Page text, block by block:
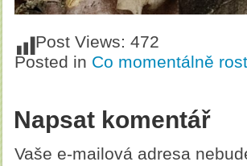
Post Views: 472
Posted in Co momentálně
Napsat komentář
Vaše e-mailová adresa